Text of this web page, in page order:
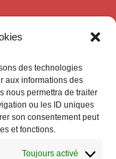
des technologies
aux informations des
nous permettra de traiter
ou les ID uniques
son consentement peut
et fonctions.
Toujours activé